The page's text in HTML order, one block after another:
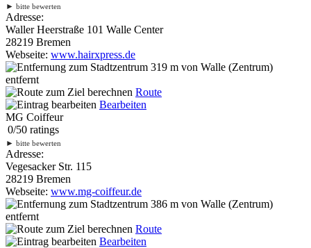
► bitte bewerten
Adresse:
Waller Heerstraße 101 Walle Center
28219 Bremen
Webseite: www.hairxpress.de
319 m von Walle (Zentrum)
entfernt
Route
Bearbeiten
MG Coiffeur
0/50 ratings
► bitte bewerten
Adresse:
Vegesacker Str. 115
28219 Bremen
Webseite: www.mg-coiffeur.de
386 m von Walle (Zentrum)
entfernt
Route
Bearbeiten